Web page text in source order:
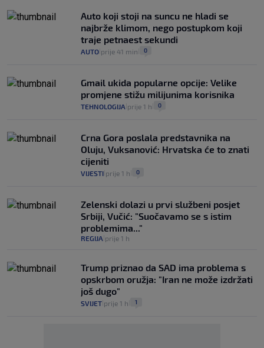
Auto koji stoji na suncu ne hladi se
najbrže klimom, nego postupkom koji
traje petnaest sekundi
AUTO prije 41 min 0
Gmail ukida popularne opcije: Velike
promjene stižu milijunima korisnika
TEHNOLOGIJA prije 1 h 0
Crna Gora poslala predstavnika na
Oluju, Vuksanović: Hrvatska će to znati
cijeniti
VIJESTI prije 1 h 0
Zelenski dolazi u prvi službeni posjet
Srbiji, Vučić: "Suočavamo se s istim
problemima..."
REGIJA prije 1 h
Trump priznao da SAD ima problema s
opskrbom oružja: "Iran ne može izdržati
još dugo"
SVIJET prije 1 h 1